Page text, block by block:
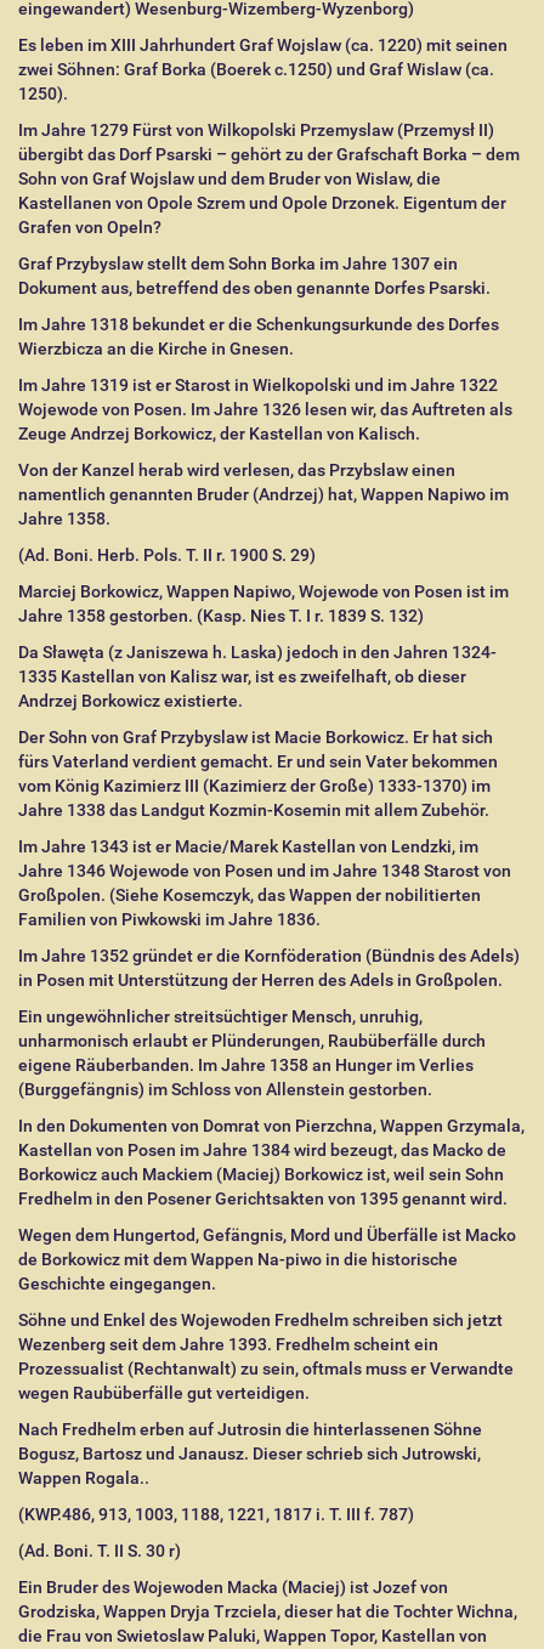
eingewandert) Wesenburg-Wizemberg-Wyzenborg)
Es leben im XIII Jahrhundert Graf Wojslaw (ca. 1220) mit seinen
zwei Söhnen: Graf Borka (Boerek c.1250) und Graf Wislaw (ca.
1250).
Im Jahre 1279 Fürst von Wilkopolski Przemyslaw (Przemysł II)
übergibt das Dorf Psarski – gehört zu der Grafschaft Borka – dem
Sohn von Graf Wojslaw und dem Bruder von Wislaw, die
Kastellanen von Opole Szrem und Opole Drzonek. Eigentum der
Grafen von Opeln?
Graf Przybyslaw stellt dem Sohn Borka im Jahre 1307 ein
Dokument aus, betreffend des oben genannte Dorfes Psarski.
Im Jahre 1318 bekundet er die Schenkungsurkunde des Dorfes
Wierzbicza an die Kirche in Gnesen.
Im Jahre 1319 ist er Starost in Wielkopolski und im Jahre 1322
Wojewode von Posen. Im Jahre 1326 lesen wir, das Auftreten als
Zeuge Andrzej Borkowicz, der Kastellan von Kalisch.
Von der Kanzel herab wird verlesen, das Przybslaw einen
namentlich genannten Bruder (Andrzej) hat, Wappen Napiwo im
Jahre 1358.
(Ad. Boni. Herb. Pols. T. II r. 1900 S. 29)
Marciej Borkowicz, Wappen Napiwo, Wojewode von Posen ist im
Jahre 1358 gestorben. (Kasp. Nies T. I r. 1839 S. 132)
Da Sławęta (z Janiszewa h. Laska) jedoch in den Jahren 1324-
1335 Kastellan von Kalisz war, ist es zweifelhaft, ob dieser
Andrzej Borkowicz existierte.
Der Sohn von Graf Przybyslaw ist Macie Borkowicz. Er hat sich
fürs Vaterland verdient gemacht. Er und sein Vater bekommen
vom König Kazimierz III (Kazimierz der Große) 1333-1370) im
Jahre 1338 das Landgut Kozmin-Kosemin mit allem Zubehör.
Im Jahre 1343 ist er Macie/Marek Kastellan von Lendzki, im
Jahre 1346 Wojewode von Posen und im Jahre 1348 Starost von
Großpolen. (Siehe Kosemczyk, das Wappen der nobilitierten
Familien von Piwkowski im Jahre 1836.
Im Jahre 1352 gründet er die Kornföderation (Bündnis des Adels)
in Posen mit Unterstützung der Herren des Adels in Großpolen.
Ein ungewöhnlicher streitsüchtiger Mensch, unruhig,
unharmonisch erlaubt er Plünderungen, Raubüberfälle durch
eigene Räuberbanden. Im Jahre 1358 an Hunger im Verlies
(Burggefängnis) im Schloss von Allenstein gestorben.
In den Dokumenten von Domrat von Pierzchna, Wappen Grzymala,
Kastellan von Posen im Jahre 1384 wird bezeugt, das Macko de
Borkowicz auch Mackiem (Maciej) Borkowicz ist, weil sein Sohn
Fredhelm in den Posener Gerichtsakten von 1395 genannt wird.
Wegen dem Hungertod, Gefängnis, Mord und Überfälle ist Macko
de Borkowicz mit dem Wappen Na-piwo in die historische
Geschichte eingegangen.
Söhne und Enkel des Wojewoden Fredhelm schreiben sich jetzt
Wezenberg seit dem Jahre 1393. Fredhelm scheint ein
Prozessualist (Rechtanwalt) zu sein, oftmals muss er Verwandte
wegen Raubüberfälle gut verteidigen.
Nach Fredhelm erben auf Jutrosin die hinterlassenen Söhne
Bogusz, Bartosz und Janausz. Dieser schrieb sich Jutrowski,
Wappen Rogala..
(KWP.486, 913, 1003, 1188, 1221, 1817 i. T. III f. 787)
(Ad. Boni. T. II S. 30 r)
Ein Bruder des Wojewoden Macka (Maciej) ist Jozef von
Grodziska, Wappen Dryja Trzciela, dieser hat die Tochter Wichna,
die Frau von Swietoslaw Paluki, Wappen Topor, Kastellan von